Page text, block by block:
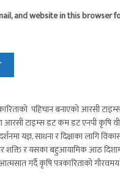
and website in this browser
पहिचान बनाएको आरसी
टाइम्स डट कम डट एनपी कृषि
यज्ञ, साधना र दिक्षाका लागि
शक्ति र यसका बहुआयामिक आठ
गर्दै कृषि पत्रकारिताको गौरवमय